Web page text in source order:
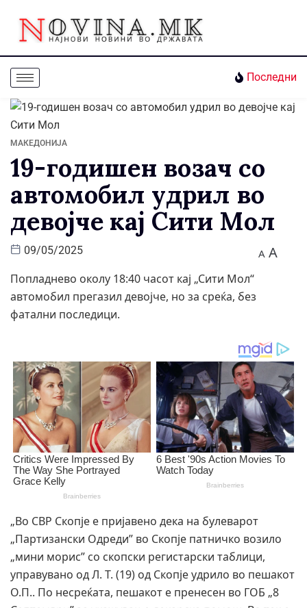
Последни
МАКЕДОНИЈА
19-годишен возач со
автомобил удрил во
девојче кај Сити Мол
09/05/2025 A A
Попладнево околу 18:40 часот кај „Сити Мол“
автомобил прегазил девојче, но за среќа, без
фатални последици.
„Во СВР Скопје е пријавено дека на булеварот
„Партизански Одреди” во Скопје патничко возило
„мини морис” со скопски регистарски таблици,
управувано од Л. Т. (19) од Скопје удрило во пешакот
О.П.. По несреќата, пешакот е пренесен во ГОБ „8